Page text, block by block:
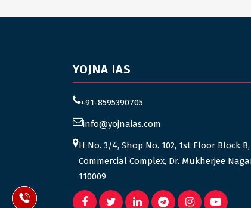
YOJNA IAS
+91-8595390705
info@yojnaias.com
H No. 3/4, Shop No. 102, 1st Floor Block
Commercial Complex, Dr. Mukherjee
110009